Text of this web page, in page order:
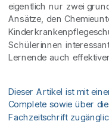
eigentlich nur zwei
Ansätze, den
Schülerinnen
Lernende auch
Dieser Artikel ist mit
Complete sowie über
Fachzeitschrift